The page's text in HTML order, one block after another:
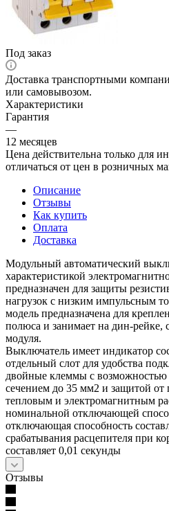
Под заказ
Доставка транспортными
или самовывозом.
Характеристики
Гарантия
—
12 месяцев
Цена действительна только для
отличаться от цен в розничных
Описание
Отзывы
Как купить
Оплата
Доставка
Модульный автоматический
характеристикой
предназначен для защиты
нагрузок с низким импульсным
модель предназначена для
полюса и занимает на дин-рейке,
модуля.
Выключатель имеет индикатор
отдельный слот для удобства
двойные клеммы с возможностью
сечением до 35 мм2 и защитой от
тепловым и электромагнитным
номинальной отключающей
отключающая способность
срабатывания расцепителя при
составляет 0,01 секунды
Отзывы